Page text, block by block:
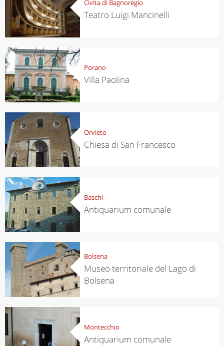
Civita di Bagnoregio
Teatro Luigi Mancinelli
Porano
Villa Paolina
Orvieto
Chiesa di San Francesco
Baschi
Antiquarium comunale
Bolsena
Museo territoriale del Lago di
Bolsena
Montecchio
Antiquarium comunale